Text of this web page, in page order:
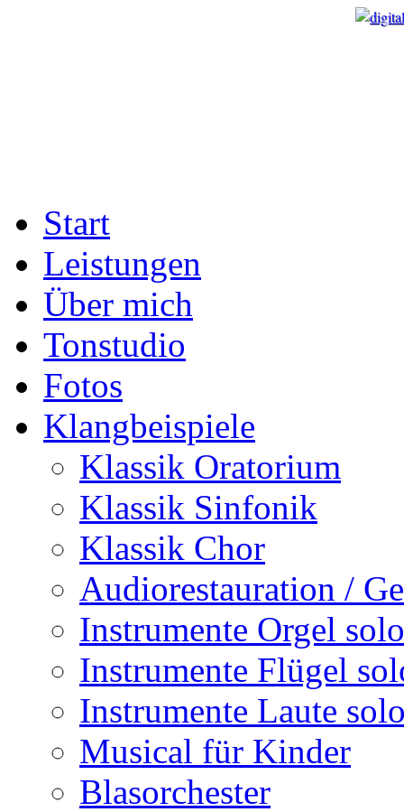
Start
Leistungen
Über mich
Tonstudio
Fotos
Klangbeispiele
Klassik Oratorium
Klassik Sinfonik
Klassik Chor
Audiorestauration /
Instrumente Orgel solo
Instrumente Flügel
Instrumente Laute
Musical für Kinder
Blasorchester